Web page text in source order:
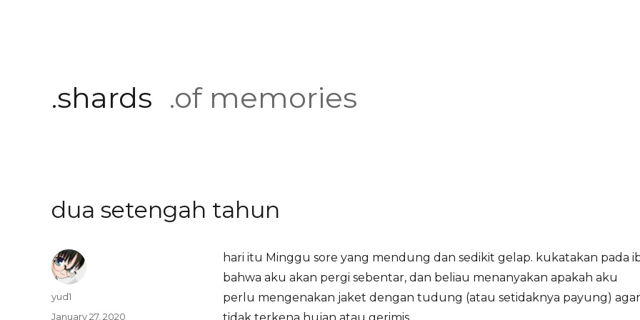
.shards .of memories
dua setengah tahun
hari itu Minggu sore yang mendung dan sedikit gelap. kukatakan pada
bahwa aku akan pergi sebentar, dan beliau menanyakan apakah aku
perlu mengenakan jaket dengan tudung (atau setidaknya payung) agar
tidak terkena hujan atau gerimis.
Author
yud1
Posted
January 27, 2020